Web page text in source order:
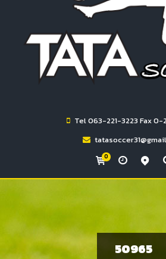
Tel 063-221-3223 Fax 0-
0
5:00pm - 0:00am
50965